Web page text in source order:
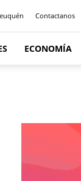
Contactanos
ECONOMÍA